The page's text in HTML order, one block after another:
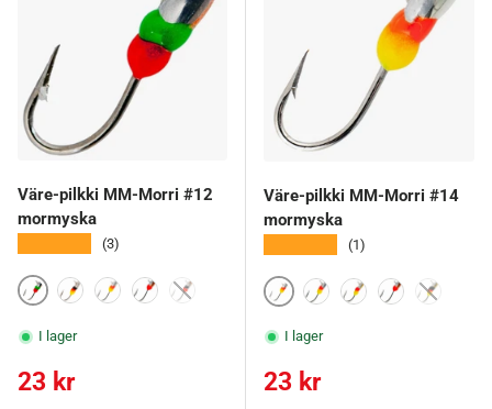
Väre-pilkki MM-Morri #12
mormyska
(3)
Vihreä ja punainen, kupari
Musta, oranssi ja keltainen, hopea
Oranssi ja keltainen, hopea
Musta ja punainen, kupari
I lager
Ordinarie pris
23 kr
Väre-pilkki MM-Morri #14
mormyska
(1)
Oranssi ja keltainen, hopea
I lager
Ordinarie pris
23 kr